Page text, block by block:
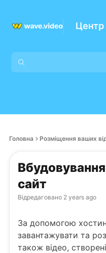
Центр
Головна Розміщення ваших
сайт
Відредаговано 2 years ago
За допомогою
завантажувати та
також відео,